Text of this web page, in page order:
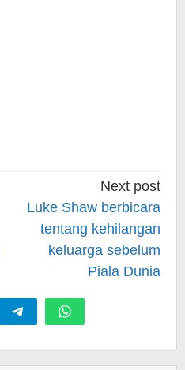
Next post
Luke Shaw berbicara
tentang kehilangan
keluarga sebelum
Piala Dunia